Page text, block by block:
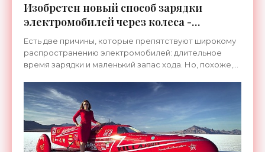
Изобретен новый способ зарядки
электромобилей через колеса -
«Технологии»
Есть две причины, которые препятствуют широкому
распространению электромобилей: длительное
время зарядки и маленький запас хода. Но, похоже,
помощью